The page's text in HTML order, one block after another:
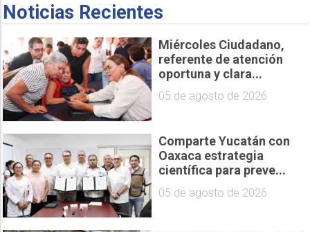
Noticias Recientes
Miércoles Ciudadano,
referente de atención
oportuna y clara...
05 de agosto de 2026
Comparte Yucatán con
Oaxaca estrategia
científica para preve...
05 de agosto de 2026